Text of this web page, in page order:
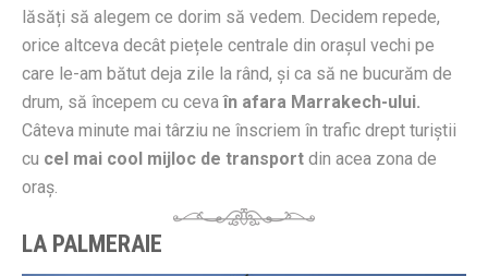
lăsăți să alegem ce dorim să vedem. Decidem repede,
orice altceva decât piețele centrale din orașul vechi pe
care le-am bătut deja zile la rând, și ca să ne bucurăm de
drum, să începem cu cevaîn afara Marrakech-ului.
Câteva minute mai târziu ne înscriem în trafic drept turiștii
cu cel mai cool mijloc de transport din acea zona de
oraș.
LA PALMERAIE